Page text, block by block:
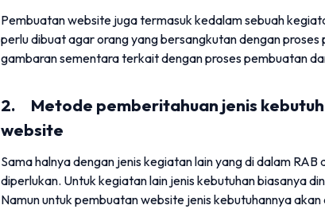
Pembuatan website juga termasuk kedalam sebuah
perlu dibuat agar orang yang bersangkutan dengan
gambaran sementara terkait dengan proses pembuatan
2. Metode pemberitahuan jenis
website
Sama halnya dengan jenis kegiatan lain yang di dalam
diperlukan. Untuk kegiatan lain jenis kebutuhan biasanya
Namun untuk pembuatan website jenis kebutuhannya